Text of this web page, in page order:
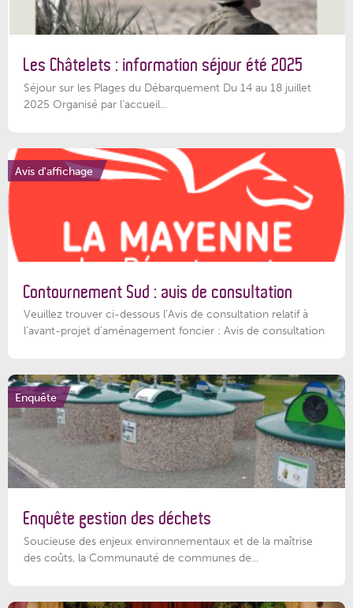
Les Châtelets : information séjour été 2025
Séjour sur les Plages du Débarquement Du 14 au 18 juillet
2025 Organisé par l’accueil...
Avis d'affichage
Contournement Sud : avis de consultation
Veuillez trouver ci-dessous l’Avis de consultation relatif à
l'avant-projet d'aménagement foncier : Avis de consultation
Enquête
Enquête gestion des déchets
Soucieuse des enjeux environnementaux et de la maîtrise
des coûts, la Communauté de communes de...